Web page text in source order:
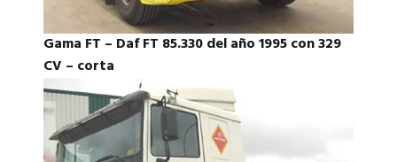
Gama FT – Daf FT 85.330 del año 1995 con 329
CV – corta